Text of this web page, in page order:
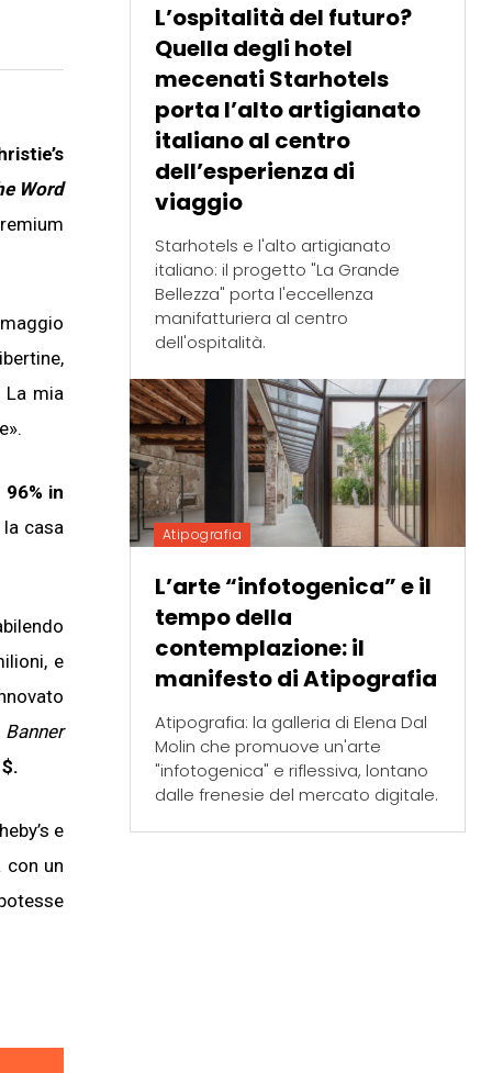
Word
La mia
96% in
casa
e
Banner
e
con un
L’ospitalità del futuro?
Quella degli hotel
mecenati Starhotels
porta l’alto artigianato
italiano al centro
dell’esperienza di
viaggio
Starhotels e l'alto artigianato
italiano: il progetto "La Grande
Bellezza" porta l'eccellenza
manifatturiera al centro
dell'ospitalità.
Atipografia
L’arte “infotogenica” e il
tempo della
contemplazione: il
manifesto di Atipografia
Atipografia: la galleria di Elena Dal
Molin che promuove un'arte
"infotogenica" e riflessiva, lontano
dalle frenesie del mercato digitale.